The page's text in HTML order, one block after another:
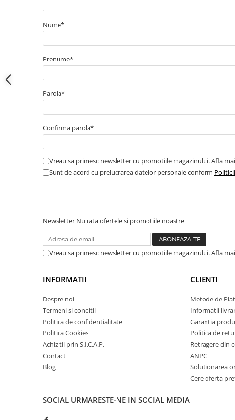
Kit distributie
Curea distributie
Pompa apa
Transmisie
Curea transmisie
Busoane/inele etansare
Directie/stabilizare
Bielete directie
Cap de bara
■ Huse scaune auto
■ Tavite auto portbagaj
■ Covorase/presuri auto
Nume*
Prenume*
Parola*
Confirma parola*
Vreau sa primesc newsletter cu promotiile magazinului. Afla
Sunt de acord cu prelucrarea datelor personale conform
Newsletter Nu rata ofertele si promotiile noastre
Vreau sa primesc newsletter cu promotiile magazinului. Afla
INFORMATII
Despre noi
Termeni si conditii
Politica de confidentialitate
Politica Cookies
Achizitii prin S.I.C.A.P.
Contact
Blog
CLIENTI
Metode de
Informatii
Garantia
Politica de
Retragere din
ANPC
Solutionarea
Cere oferta
SOCIAL URMARESTE-NE IN SOCIAL MEDIA